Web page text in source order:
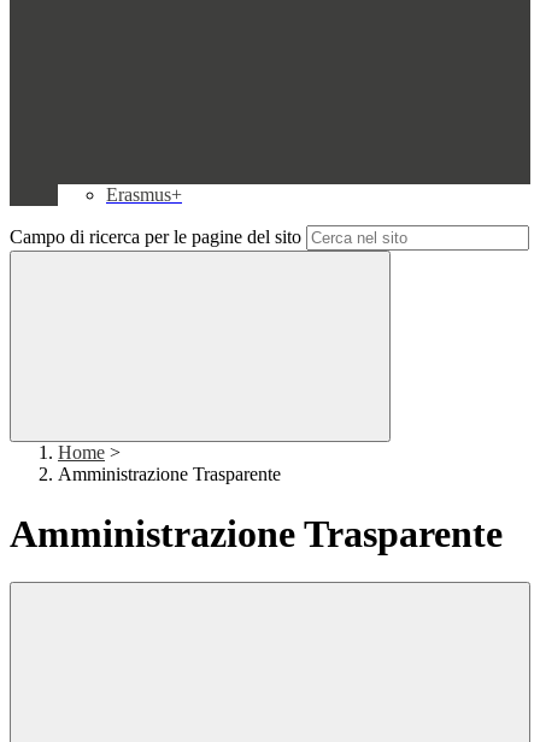
Erasmus+
Campo di ricerca per le pagine del sito
Home >
Amministrazione Trasparente
Amministrazione Trasparente